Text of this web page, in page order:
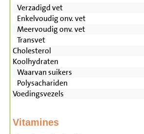
Verzadigd vet
Enkelvoudig onv. vet
Meervoudig onv. vet
Transvet
Cholesterol
Koolhydraten
Waarvan suikers
Polysachariden
Voedingsvezels
Vitamines